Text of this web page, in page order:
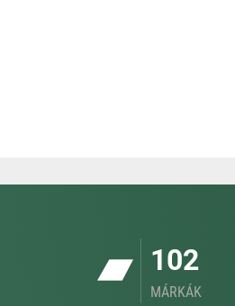
102
MÁRKÁK